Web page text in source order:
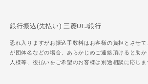
銀行振込(先払い) 三菱UFJ銀行
恐れ入りますがお振込手数料はお客様の負担とさせ
が団体名などの場合、あらかじめご連絡頂けると助
人様等、後払いをご希望のお客様は別途相談に応じま